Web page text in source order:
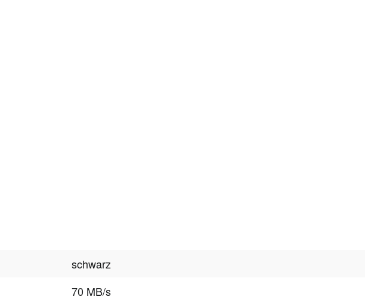
schwarz
70 MB/s